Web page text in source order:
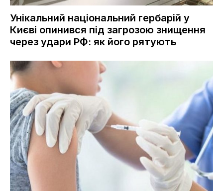
Унікальний національний гербарій у
Києві опинився під загрозою знищення
через удари РФ: як його рятують